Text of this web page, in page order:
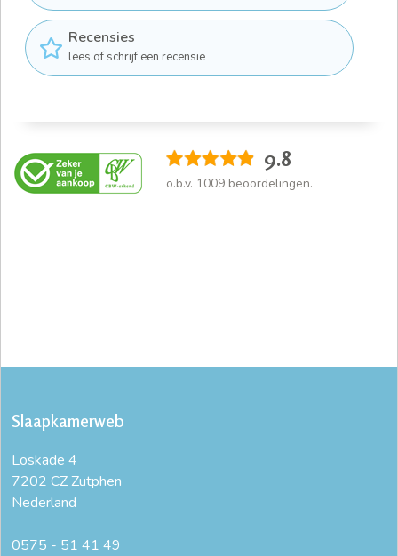
Recensies
lees of schrijf een recensie
9.8
o.b.v. 1009 beoordelingen.
Slaapkamerweb
Loskade 4
7202 CZ Zutphen
Nederland
0575 - 51 41 49